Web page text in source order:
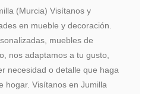
(Murcia) Visítanos y
en mueble y decoración.
muebles de
nos adaptamos a tu gusto,
necesidad o detalle que haga
hogar. Visítanos en Jumilla